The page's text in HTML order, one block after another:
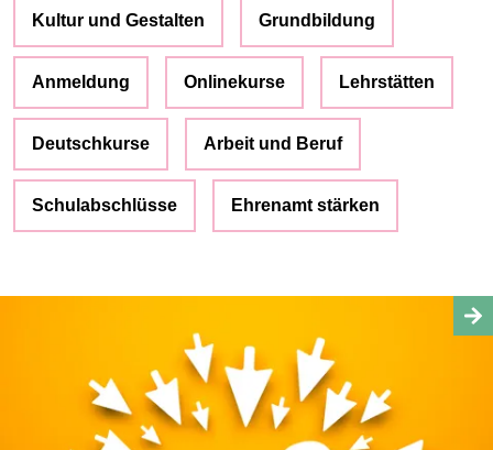
Kultur und Gestalten Grundbildung
Anmeldung Onlinekurse Lehrstätten
Deutschkurse Arbeit und Beruf
Schulabschlüsse Ehrenamt stärken